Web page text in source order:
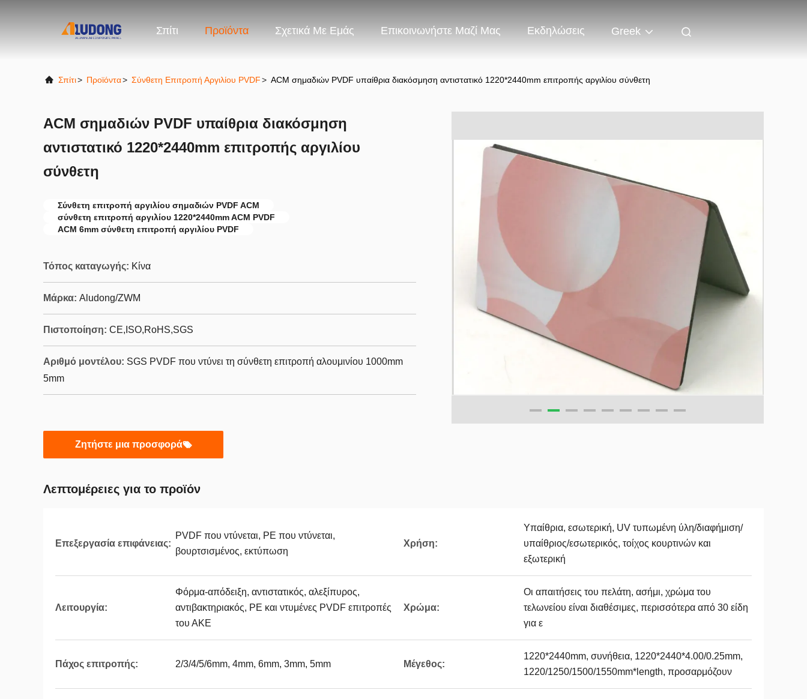
Σπίτι Προϊόντα Σχετικά Με Εμάς Επικοινωνήστε Μαζί Μας Εκδηλώσεις Greek
Σπίτι> Προϊόντα> Σύνθετη Επιτροπή Αργιλίου PVDF> ACM σημαδιών PVDF υπαίθρια διακόσμηση αντιστατικό 1220*2440mm επιτροπής αργιλίου σύνθετη
ACM σημαδιών PVDF υπαίθρια διακόσμηση
αντιστατικό 1220*2440mm επιτροπής αργιλίου
σύνθετη
Σύνθετη επιτροπή αργιλίου σημαδιών PVDF ACM
σύνθετη επιτροπή αργιλίου 1220*2440mm ACM PVDF
ACM 6mm σύνθετη επιτροπή αργιλίου PVDF
Τόπος καταγωγής: Κίνα
Μάρκα: Aludong/ZWM
Πιστοποίηση: CE,ISO,RoHS,SGS
Αριθμό μοντέλου: SGS PVDF που ντύνει τη σύνθετη επιτροπή αλουμινίου 1000mm
5mm
Ζητήστε μια προσφορά
Λεπτομέρειες για το προϊόν
Επεξεργασία επιφάνειας:
PVDF που ντύνεται, PE που ντύνεται,
βουρτσισμένος, εκτύπωση
Χρήση:
Υπαίθρια, εσωτερική, UV τυπωμένη ύλη/διαφήμιση/
υπαίθριος/εσωτερικός, τοίχος κουρτινών και
εξωτερική
Λειτουργία:
Φόρμα-απόδειξη, αντιστατικός, αλεξίπυρος,
αντιβακτηριακός, PE και ντυμένες PVDF επιτροπές
του ΑΚΕ
Χρώμα:
Οι απαιτήσεις του πελάτη, ασήμι, χρώμα του
τελωνείου είναι διαθέσιμες, περισσότερα από 30 είδη
για ε
Πάχος επιτροπής: 2/3/4/5/6mm, 4mm, 6mm, 3mm, 5mm Μέγεθος:
1220*2440mm, συνήθεια, 1220*2440*4.00/0.25mm,
1220/1250/1500/1550mm*length, προσαρμόζουν